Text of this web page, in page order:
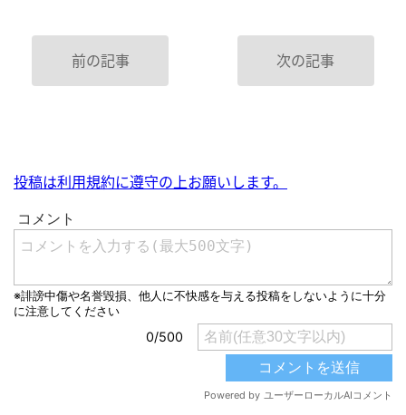
前の記事 次の記事
投稿は利用規約に遵守の上お願いします。